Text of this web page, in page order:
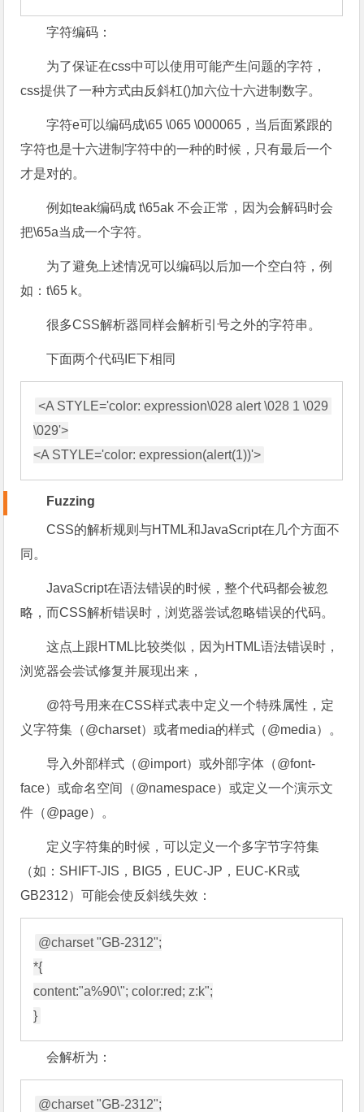
字符编码：
为了保证在css中可以使用可能产生问题的字符，
css提供了一种方式由反斜杠()加六位十六进制数字。
字符e可以编码成\65 \065 \000065，当后面紧跟的
字符也是十六进制字符中的一种的时候，只有最后一个
才是对的。
例如teak编码成 t\65ak 不会正常，因为会解码时会
把\65a当成一个字符。
为了避免上述情况可以编码以后加一个空白符，例
如：t\65 k。
很多CSS解析器同样会解析引号之外的字符串。
下面两个代码IE下相同
<A STYLE='color: expression\028 alert \028 1 \029
\029'>
Fuzzing
CSS的解析规则与HTML和JavaScript在几个方面不
同。
JavaScript在语法错误的时候，整个代码都会被忽
略，而CSS解析错误时，浏览器尝试忽略错误的代码。
这点上跟HTML比较类似，因为HTML语法错误时，
浏览器会尝试修复并展现出来，
@符号用来在CSS样式表中定义一个特殊属性，定
义字符集（@charset）或者media的样式（@media）。
导入外部样式（@import）或外部字体（@font-
face）或命名空间（@namespace）或定义一个演示文
件（@page）。
定义字符集的时候，可以定义一个多字节字符集
（如：SHIFT-JIS，BIG5，EUC-JP，EUC-KR或
GB2312）可能会使反斜线失效：
@charset "GB-2312";
*{
content:"a%90\"; color:red; z:k";
会解析为：
@charset "GB-2312";